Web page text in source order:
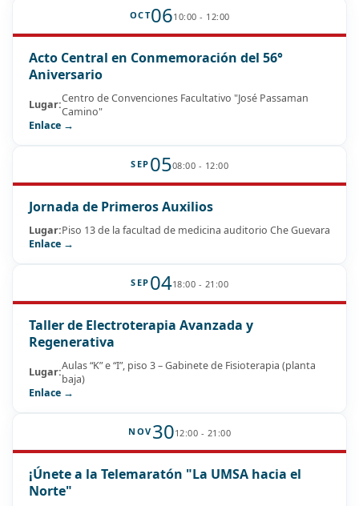
OCT0610:00 - 12:00
Acto Central en Conmemoración del 56°
Aniversario
Lugar:Centro de Convenciones Facultativo "José Passaman
Camino"
Enlace →
SEP 0508:00 - 12:00
Jornada de Primeros Auxilios
Lugar:Piso 13 de la facultad de medicina auditorio Che Guevara
Enlace →
SEP 0418:00 - 21:00
Taller de Electroterapia Avanzada y
Regenerativa
Lugar:Aulas “K” e “I”, piso 3 – Gabinete de Fisioterapia (planta
baja)
Enlace →
NOV 3012:00 - 21:00
¡Únete a la Telemaratón "La UMSA hacia el
Norte"